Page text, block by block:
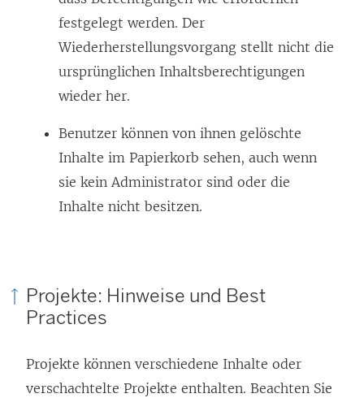
festgelegt werden. Der
Wiederherstellungsvorgang stellt nicht die
ursprünglichen Inhaltsberechtigungen
wieder her.
Benutzer können von ihnen gelöschte
Inhalte im Papierkorb sehen, auch wenn
sie kein Administrator sind oder die
Inhalte nicht besitzen.
Projekte: Hinweise und Best
Practices
Projekte können verschiedene Inhalte oder
verschachtelte Projekte enthalten. Beachten Sie